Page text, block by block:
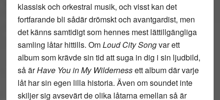
klassisk och orkestral musik, och visst kan det
fortfarande bli sådär drömskt och avantgardist, men
det känns samtidigt som hennes mest lättillgängliga
samling låtar hittills. OmLoud City Songvar ett
album som krävde sin tid att suga in dig i sin ljudbild,
så ärHave You in My Wildernessett album där varje
låt har sin egen lilla historia. Även om soundet inte
skiljer sig avsevärt de olika låtarna emellan så är